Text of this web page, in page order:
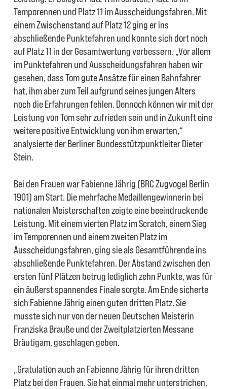
Temporennen und Platz 11 im Ausscheidungsfahren. Mit
einem Zwischenstand auf Platz 12 ging er ins
abschließende Punktefahren und konnte sich dort noch
auf Platz 11 in der Gesamtwertung verbessern. „Vor allem
im Punktefahren und Ausscheidungsfahren haben wir
gesehen, dass Tom gute Ansätze für einen Bahnfahrer
hat, ihm aber zum Teil aufgrund seines jungen Alters
noch die Erfahrungen fehlen. Dennoch können wir mit der
Leistung von Tom sehr zufrieden sein und in Zukunft eine
weitere positive Entwicklung von ihm erwarten,“
analysierte der Berliner Bundesstützpunktleiter Dieter
Stein.
Bei den Frauen war Fabienne Jährig (BRC Zugvogel Berlin
1901) am Start. Die mehrfache Medaillengewinnerin bei
nationalen Meisterschaften zeigte eine beeindruckende
Leistung. Mit einem vierten Platz im Scratch, einem Sieg
im Temporennen und einem zweiten Platz im
Ausscheidungsfahren, ging sie als Gesamtführende ins
abschließende Punktefahren. Der Abstand zwischen den
ersten fünf Plätzen betrug lediglich zehn Punkte, was für
ein äußerst spannendes Finale sorgte. Am Ende sicherte
sich Fabienne Jährig einen guten dritten Platz. Sie
musste sich nur von der neuen Deutschen Meisterin
Franziska Brauße und der Zweitplatzierten Messane
Bräutigam, geschlagen geben.
„Gratulation auch an Fabienne Jährig für ihren dritten
Platz bei den Frauen. Sie hat einmal mehr unterstrichen,